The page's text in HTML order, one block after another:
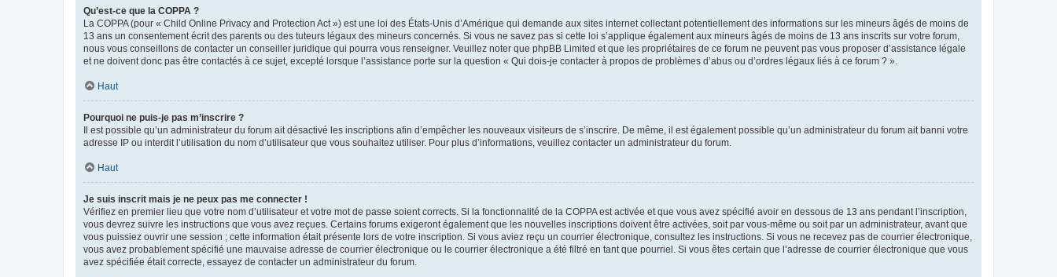
Qu’est-ce que la COPPA ?
La COPPA (pour « Child Online Privacy and Protection Act ») est une loi des États-Unis d’Amérique qui demande aux sites internet collectant potentiellement des informations sur les mineurs âgés de moins de
13 ans un consentement écrit des parents ou des tuteurs légaux des mineurs concernés. Si vous ne savez pas si cette loi s’applique également aux mineurs âgés de moins de 13 ans inscrits sur votre forum,
nous vous conseillons de contacter un conseiller juridique qui pourra vous renseigner. Veuillez noter que phpBB Limited et que les propriétaires de ce forum ne peuvent pas vous proposer d’assistance légale
et ne doivent donc pas être contactés à ce sujet, excepté lorsque l’assistance porte sur la question « Qui dois-je contacter à propos de problèmes d’abus ou d’ordres légaux liés à ce forum ? ».
Haut
Pourquoi ne puis-je pas m’inscrire ?
Il est possible qu’un administrateur du forum ait désactivé les inscriptions afin d’empêcher les nouveaux visiteurs de s’inscrire. De même, il est également possible qu’un administrateur du forum ait banni votre
adresse IP ou interdit l’utilisation du nom d’utilisateur que vous souhaitez utiliser. Pour plus d’informations, veuillez contacter un administrateur du forum.
Haut
Je suis inscrit mais je ne peux pas me connecter !
Vérifiez en premier lieu que votre nom d’utilisateur et votre mot de passe soient corrects. Si la fonctionnalité de la COPPA est activée et que vous avez spécifié avoir en dessous de 13 ans pendant l’inscription,
vous devrez suivre les instructions que vous avez reçues. Certains forums exigeront également que les nouvelles inscriptions doivent être activées, soit par vous-même ou soit par un administrateur, avant que
vous puissiez ouvrir une session ; cette information était présente lors de votre inscription. Si vous aviez reçu un courrier électronique, consultez les instructions. Si vous ne recevez pas de courrier électronique,
vous avez probablement spécifié une mauvaise adresse de courrier électronique ou le courrier électronique a été filtré en tant que pourriel. Si vous êtes certain que l’adresse de courrier électronique que vous
avez spécifiée était correcte, essayez de contacter un administrateur du forum.